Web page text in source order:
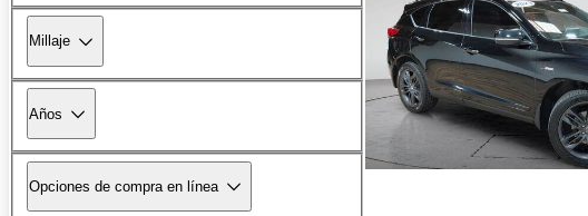
Millaje
Años
Opciones de compra en línea